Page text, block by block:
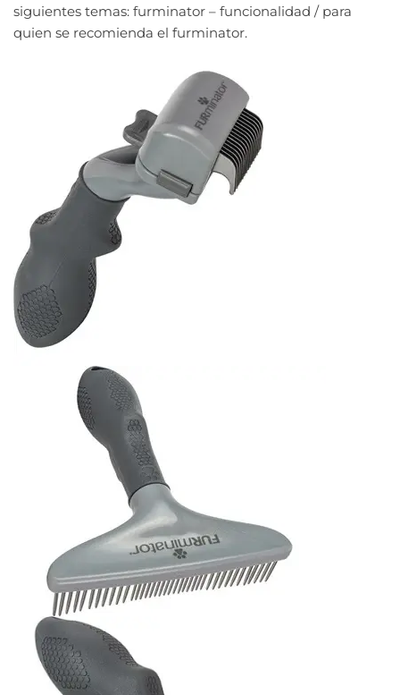
siguientes temas: furminator – funcionalidad / para
quien se recomienda el furminator.